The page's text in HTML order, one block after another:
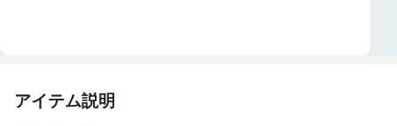
アイテム説明